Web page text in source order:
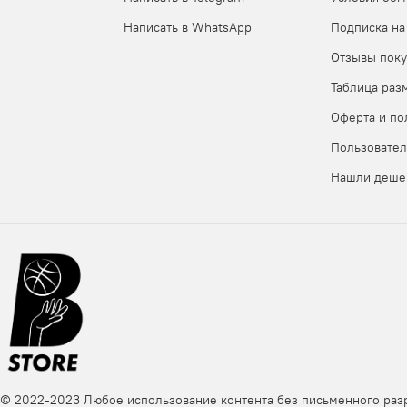
по всем параметрам указанным в таблицах. Так же
Если вдруг вы не нашли таблицу размеров нужного
- написать нам в мессенджеры, чтобы мы нашли таблицу
описана информацию по выбору правильных размеров на
Написать в WhatsApp
Подписка
Отзывы
Таблица
Оферта и
Нашли
© 2022-2023 Любое использование контента без письменного